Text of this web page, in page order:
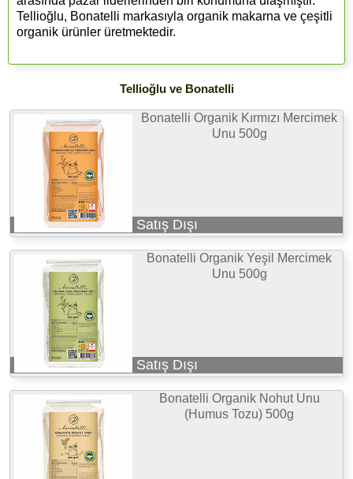
Tellioğlu, Bonatelli markasıyla organik makarna ve çeşitli
organik ürünler üretmektedir.
Tellioğlu ve Bonatelli
Bonatelli Organik Kırmızı Mercimek
Unu 500g
Satış Dışı
Bonatelli Organik Yeşil Mercimek
Unu 500g
Satış Dışı
Bonatelli Organik Nohut Unu
(Humus Tozu) 500g